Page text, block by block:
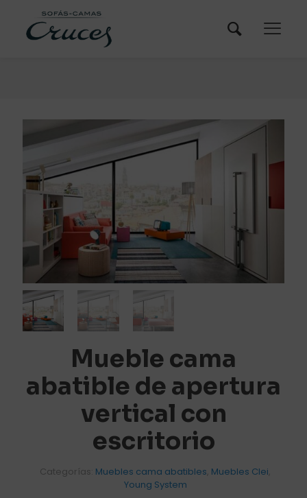
Mueble cama
abatible de apertura
vertical con
escritorio
Categorías: Muebles cama abatibles Muebles Clei
Young System